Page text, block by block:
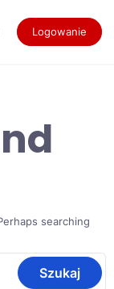
Logowanie
searching